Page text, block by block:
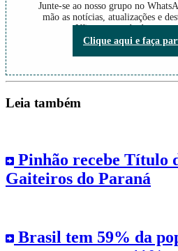
Junte-se ao nosso grupo no
mão as notícias, atualizações e
Não perca nada do que
Clique aqui e faça
Leia também
Pinhão recebe Título
Gaiteiros do Paraná
Brasil tem 59% da